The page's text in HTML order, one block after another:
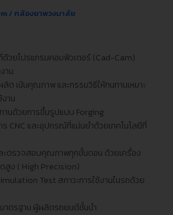
/ กล้องยาพวงมาลัย
วยโปรแกรมคอมพิวเตอร์ (Cad-Cam)
าน
ต เน้นคุณภาพ และกรรมวิธีให้ทนทานเหมาะ
าน
านด้วยการขึ้นรูปแบบ Forging
CNC และอุปกรณ์ที่แม่นยำด้วยเทคโนโลยีที่
ะตรวจสอบคุณภาพทุกขั้นตอน ด้วยเครื่อง
สูง ( High Precision)
Test สภาวะการใช้งานในรถด้วย
มาตรฐาน ผู้ผลิตรถยนต์ชั้นนำ